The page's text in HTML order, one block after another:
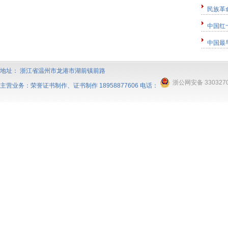
民族革
中国红
中国最
地址： 浙江省温州市龙港市湖前镇前路
主营业务： 荣誉证书制作、 证书制作 18958877606 电话： 浙公网安备